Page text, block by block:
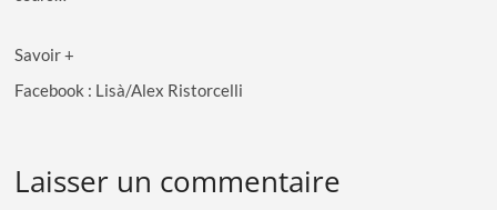
Savoir +
Facebook : Lisà/Alex Ristorcelli
Laisser un commentaire